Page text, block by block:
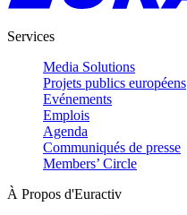
Services
Media Solutions
Projets publics européens
Evénements
Emplois
Agenda
Communiqués de presse
Members’ Circle
À Propos d'Euractiv